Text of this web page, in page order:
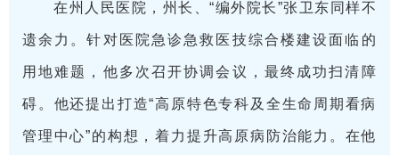
在州人民医院，州长、“编外院长”张卫东同样不
遗余力。针对医院急诊急救医技综合楼建设面临的
用地难题，他多次召开协调会议，最终成功扫清障
碍。他还提出打造“高原特色专科及全生命周期看病
管理中心”的构想，着力提升高原病防治能力。在他